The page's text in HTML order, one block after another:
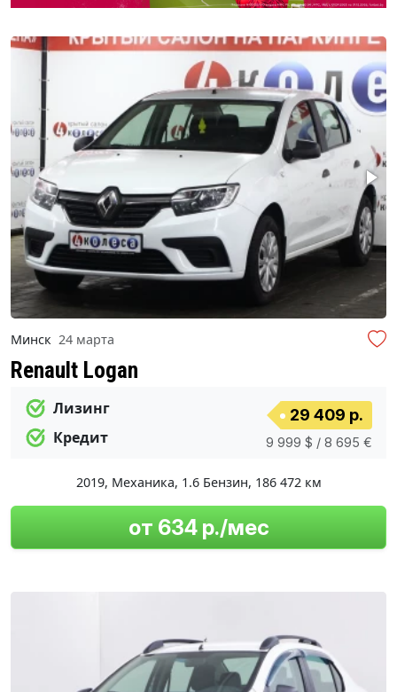
Минск 24 марта
Renault Logan
Лизинг
Кредит
29 409 р.
9 999 $ / 8 695 €
2019, Механика, 1.6 Бензин, 186 472 км
от 634 р./мес